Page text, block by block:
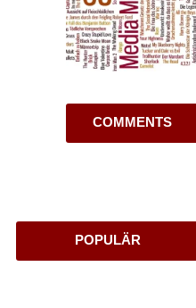
COMMENTS
POPULÄR